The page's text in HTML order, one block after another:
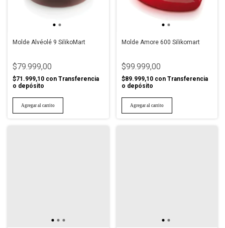
Molde Alvéolé 9 SilikoMart
$79.999,00
$71.999,10 con Transferencia
o depósito
Molde Amore 600 Silikomart
$99.999,00
$89.999,10 con Transferencia
o depósito